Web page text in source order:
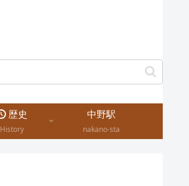
歴史
History
中野駅
nakano-sta